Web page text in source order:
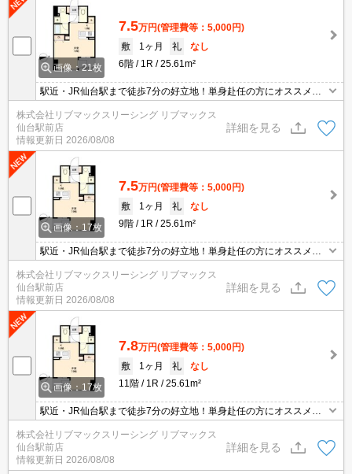
画像：21枚
7.5万円(管理費等：5,000円)
敷
1ヶ月 礼
なし
6階
1R 25.61m²
駅近・JR仙台駅まで徒歩7分の好立地！単身赴任の方にオススメ！
インターネット（Wi-Fi）無料！階層ごとにカラーバリエーションが
あり！防犯カメラ・オートロック・TVインターホン付きでセキュリ
ティ面も安心☆
株式会社リブマックスリーシング リブマックス
仙台駅前店
情報更新日 2026/08/08
詳細を見る
画像：17枚
7.5万円(管理費等：5,000円)
敷
1ヶ月 礼
なし
9階
1R 25.61m²
駅近・JR仙台駅まで徒歩7分の好立地！単身赴任の方にオススメで
す。インターネット(Wi-Fi)無料！階層ごとにカラーバリエーション
があります。防犯カメラ・オートロック・TVインターホン付きでセ
キュリティ面も安心です。
株式会社リブマックスリーシング リブマックス
仙台駅前店
情報更新日 2026/08/08
詳細を見る
画像：17枚
7.8万円(管理費等：5,000円)
敷
1ヶ月 礼
なし
11階
1R 25.61m²
駅近・JR仙台駅まで徒歩7分の好立地！単身赴任の方にオススメで
す。インターネット(Wi-Fi)無料！階層ごとにカラーバリエーション
があります。防犯カメラ・オートロック・TVインターホン付きでセ
キュリティ面も安心です。
株式会社リブマックスリーシング リブマックス
仙台駅前店
情報更新日 2026/08/08
詳細を見る